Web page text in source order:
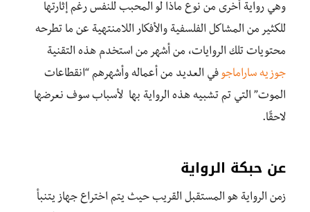
وهي رواية أخرى من نوع ماذا لو المحبب للنفس رغم إثارتها
للكثير من المشاكل الفلسفية والأفكار اللامنتهية عن ما تطرحه
محتويات تلك الروايات، من أشهر من استخدم هذه التقنية
جوزيه ساراماجو في العديد من أعماله وأشهرهم “انقطاعات
الموت” التي تم تشبيه هذه الرواية بها لأسباب سوف نعرضها
لاحقًا.
عن حبكة الرواية
زمن الرواية هو المستقبل القريب حيث يتم اختراع جهاز يتنبأ